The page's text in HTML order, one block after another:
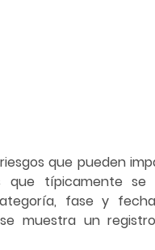
que pueden
que típicamente
fase y
muestra un